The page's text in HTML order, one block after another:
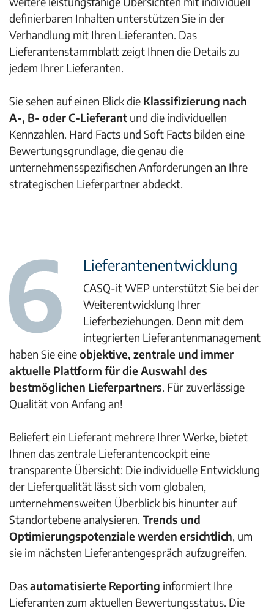
definierbaren Inhalten unterstützen Sie in der
Verhandlung mit Ihren Lieferanten. Das
Lieferantenstammblatt zeigt Ihnen die Details zu
jedem Ihrer Lieferanten.
Sie sehen auf einen Blick die Klassifizierung nach
A-, B- oder C-Lieferant und die individuellen
Kennzahlen. Hard Facts und Soft Facts bilden eine
Bewertungsgrundlage, die genau die
unternehmensspezifischen Anforderungen an Ihre
strategischen Lieferpartner abdeckt.
Lieferantenentwicklung
CASQ-it WEP unterstützt Sie bei der
Weiterentwicklung Ihrer
Lieferbeziehungen. Denn mit dem
integrierten Lieferantenmanagement
haben Sie eineobjektive, zentrale und immer
aktuelle Plattform für die Auswahl des
bestmöglichen Lieferpartners. Für zuverlässige
Qualität von Anfang an!
Beliefert ein Lieferant mehrere Ihrer Werke, bietet
Ihnen das zentrale Lieferantencockpit eine
transparente Übersicht: Die individuelle Entwicklung
der Lieferqualität lässt sich vom globalen,
unternehmensweiten Überblick bis hinunter auf
Standortebene analysieren. Trends und
Optimierungspotenziale werden ersichtlich, um
sie im nächsten Lieferantengespräch aufzugreifen.
Dasautomatisierte Reporting informiert Ihre
Lieferanten zum aktuellen Bewertungsstatus. Die